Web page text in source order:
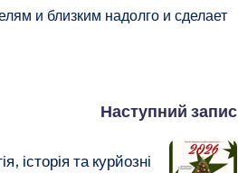
и близким надолго и сделает
Наступний запис
історія та курйозні